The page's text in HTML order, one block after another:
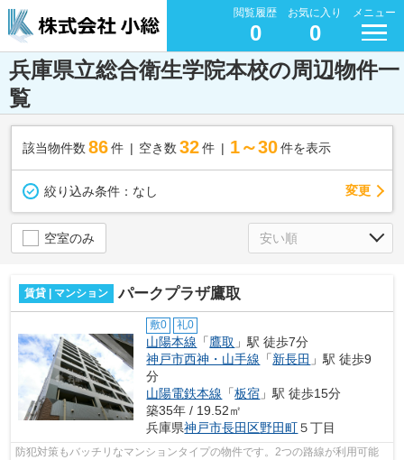
閲覧履歴
0
お気に入り
0
メニュー
兵庫県立総合衛生学院本校の周辺物件一
覧
該当物件数 86件 空き数 32 件 1～30 件を表示
絞り込み条件： なし 変更
空室のみ
賃貸 | マンション パークプラザ鷹取
敷0 礼0
山陽本線 「鷹取 」駅 徒歩7分
神戸市西神・山手線 「新長田 」駅 徒歩9
分
山陽電鉄本線 「板宿 」駅 徒歩15分
築35年 / 19.52㎡
兵庫県神戸市長田区野田町５丁目
防犯対策もバッチリなマンションタイプの物件です。2つの路線が利用可能